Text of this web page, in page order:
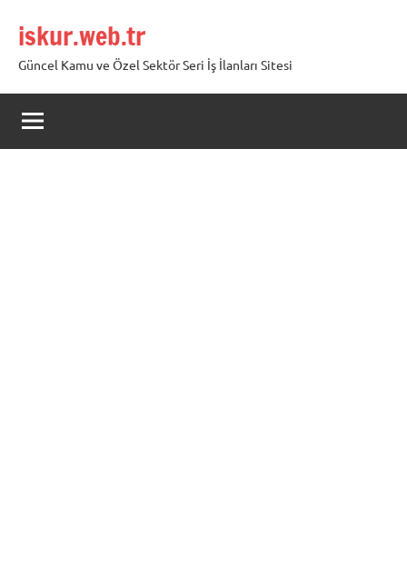
geçiskur.web.tr
Güncel Kamu ve Özel Sektör Seri İş İlanları Sitesi